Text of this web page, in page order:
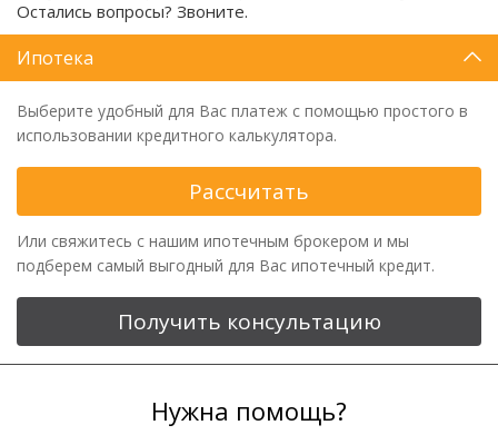
Остались вопросы? Звоните.
Ипотека
Выберите удобный для Вас платеж с помощью простого в
использовании кредитного калькулятора.
Рассчитать
Или свяжитесь с нашим ипотечным брокером и мы
подберем самый выгодный для Вас ипотечный кредит.
Получить консультацию
Нужна помощь?